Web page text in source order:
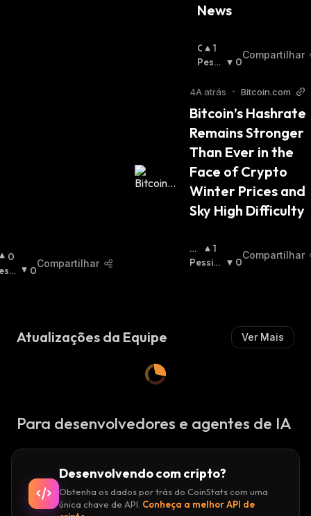
0
0
Compartilhar
News
O
T
M
S
T
A
1
Pessi
0
Compartilhar
4A atrás • Bitcoin.com
Bitcoin’s Hashrate
Remains Stronger
Than Ever in the
Face of Crypto
Winter Prices and
Sky High Difficulty
Ot
Imi
1
Pessimi
0
Compartilhar
Atualizações da Equipe Ver Mais
Para desenvolvedores e agentes de IA
Desenvolvendo com cripto?
Obtenha os dados por trás do CoinStats com uma
única chave de API. Conheça a melhor API de